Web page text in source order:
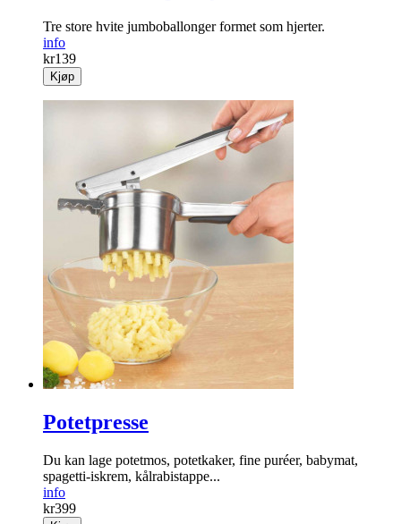
Tre store hvite jumboballonger formet som hjerter.
info
kr139
Kjøp
Potetpresse
Du kan lage potetmos, potetkaker, fine puréer, babymat,
spagetti-iskrem, kålrabistappe...
info
kr399